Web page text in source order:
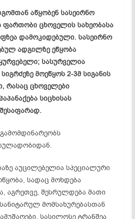
აწყობენ სასეირნო
ცხოველის სახეობასა
დამოკიდებული. სასეირნო
ადგილზე ეწყობა
სასურველია
მოეწყოს 2-3მ სიგანის
რასაც ცხოველები
სიცხისას
აუცილებელია სპეციალური
სადაც მოხდება
აგრეთვე, შესრულდება მათი
მომსახურებასთან
სასილოსე ტრანშეა